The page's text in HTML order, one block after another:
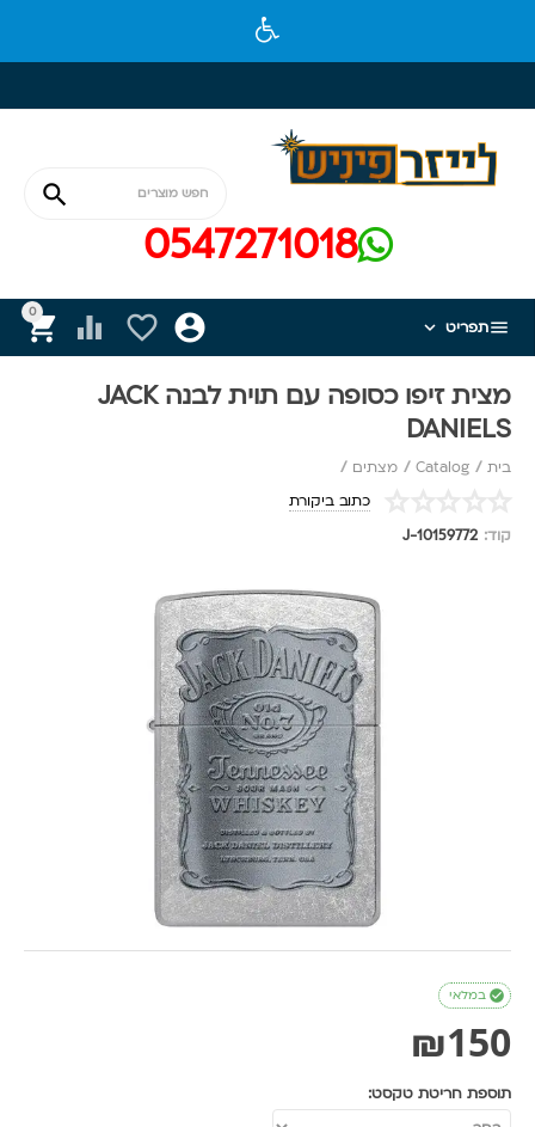
0547271018
0
 
 

תפריט 
מצית זיפו כסופה עם תוית לבנה JACK
DANIELS
בית /
Catalog
/ מצתים /
כתוב ביקורת
קוד: J-10159772
במלאי 
₪150
תוספת חריטת טקסט: